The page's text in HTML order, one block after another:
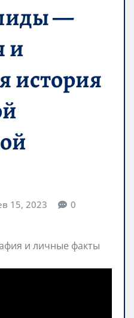
—
и
история
15, 2023 0